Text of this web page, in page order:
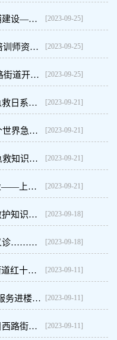
完善应急救护体系，助力健康彭浦建设——彭浦新村街道深入推进全国博爱家园示范点建设纪实 [2023-09-25]
静安区红十字会开展2023年救护培训师资教研活动 [2023-09-25]
“文明实践 博爱邻里”——石门二路街道开展博爱邻里进校园活动 [2023-09-25]
南京西路街道红十字会开展世界急救日系列宣传活动 [2023-09-21]
芷江西路街道红十字会开展第24个世界急救日主题活动 [2023-09-21]
宝山路街道新华德社区开展AED急救知识培训 [2023-09-21]
“救”在身边系列培训走进媒体行业——上海广播电视台纪录片中心开展应急救护培训 [2023-09-21]
彭浦新村街道红十字会开展应急救护知识比赛 [2023-09-18]
户外拓展、应急救护技能比拼、义诊……天目西路街道红十字会赴枫泾镇红十字会开展交流活动 [2023-09-18]
数字赋能，“救”在身边！曹家渡街道红十字会开展工作培训暨世界急救日主题活动 [2023-09-11]
“世界急救日”红十字“健康+急救”服务进楼宇、进企业 [2023-09-11]
人人学急救，守护千万家——天目西路街道红十字急救培训纳入社区全岗通授课范围 [2023-09-11]